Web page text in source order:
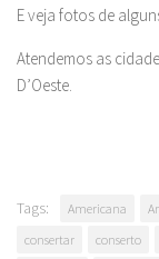
E veja fotos de
Atendemos as
D’Oeste.
Tags: Americana
consertar
conserto